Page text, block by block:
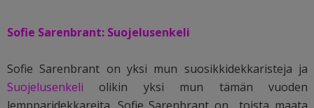
Sofie Sarenbrant: Suojelusenkeli
Sofie Sarenbrant on yksi mun suosikkidekkaristeja ja
Suojelusenkeli olikin yksi mun tämän vuoden
lempparidekkareita. Sofie Sarenbrant on toista maata